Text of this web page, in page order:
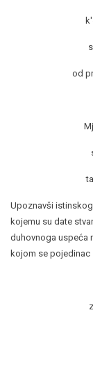
od
Upoznavši
kojemu su date
duhovnoga uspeća
kojom se